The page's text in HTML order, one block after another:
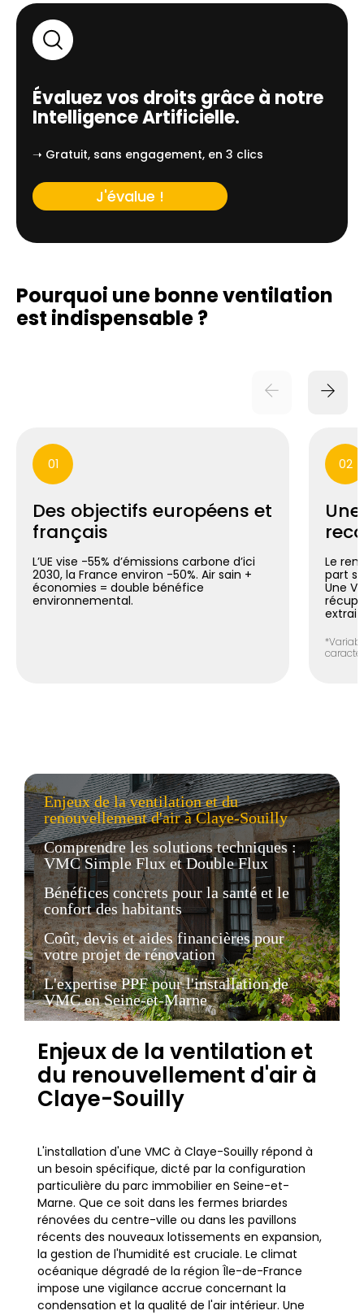
Évaluez vos droits grâce à notre
Intelligence Artificielle.
➝ Gratuit, sans engagement, en 3 clics
J'évalue !
Pourquoi une bonne ventilation
est indispensable ?
01
Des objectifs européens et
français
L’UE vise -55% d’émissions carbone d’ici
2030, la France environ -50%. Air sain +
économies = double bénéfice
environnemental.
02
Le
part
Une
Enjeux de la ventilation et du
renouvellement d'air à Claye-Souilly
Comprendre les solutions techniques :
VMC Simple Flux et Double Flux
Bénéfices concrets pour la santé et le
confort des habitants
Coût, devis et aides financières pour
votre projet de rénovation
L'expertise PPF pour l'installation de
VMC en Seine-et-Marne
Enjeux de la ventilation et
du renouvellement d'air à
Claye-Souilly
L'installation d'une VMC à Claye-Souilly répond à
un besoin spécifique, dicté par la configuration
particulière du parc immobilier en Seine-et-
Marne. Que ce soit dans les fermes briardes
rénovées du centre-ville ou dans les pavillons
récents des nouveaux lotissements en expansion,
la gestion de l'humidité est cruciale. Le climat
océanique dégradé de la région Île-de-France
impose une vigilance accrue concernant la
condensation et la qualité de l'air intérieur. Une